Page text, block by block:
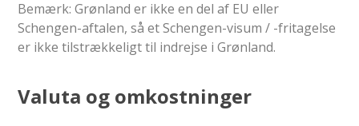
Bemærk: Grønland er ikke en del af EU eller
Schengen-aftalen, så et Schengen-visum / -fritagelse
er ikke tilstrækkeligt til indrejse i Grønland.
Valuta og omkostninger